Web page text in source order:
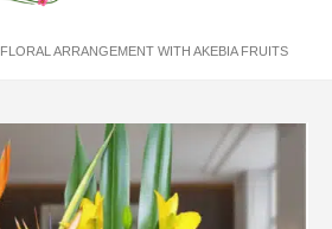
FLORAL ARRANGEMENT WITH AKEBIA FRUITS